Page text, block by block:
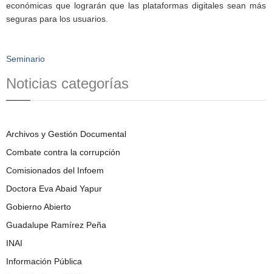
económicas que lograrán que las plataformas digitales sean más
seguras para los usuarios.
Seminario
Noticias categorías
Archivos y Gestión Documental
Combate contra la corrupción
Comisionados del Infoem
Doctora Eva Abaid Yapur
Gobierno Abierto
Guadalupe Ramírez Peña
INAI
Información Pública